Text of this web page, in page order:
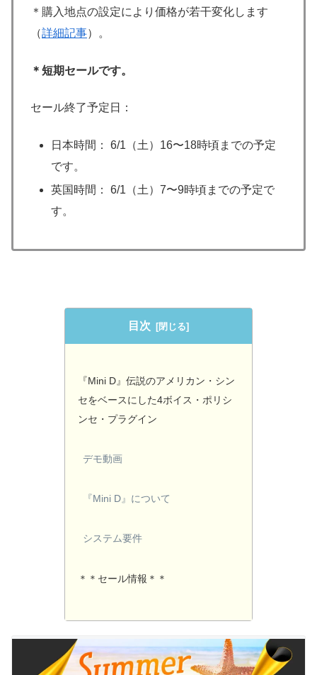
＊購入地点の設定により価格が若干変化します
（詳細記事）。
＊短期セールです。
セール終了予定日：
日本時間： 6/1（土）16〜18時頃までの予定
です。
英国時間： 6/1（土）7〜9時頃までの予定で
す。
目次
『Mini D』伝説のアメリカン・シン
セをベースにした4ボイス・ポリシ
ンセ・プラグイン
デモ動画
『Mini D』について
システム要件
＊＊セール情報＊＊